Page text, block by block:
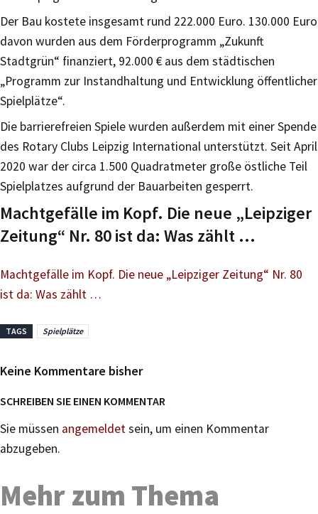
Der Bau kostete insgesamt rund 222.000 Euro. 130.000 Euro
davon wurden aus dem Förderprogramm „Zukunft
Stadtgrün“ finanziert, 92.000 € aus dem städtischen
„Programm zur Instandhaltung und Entwicklung öffentlicher
Spielplätze“.
Die barrierefreien Spiele wurden außerdem mit einer Spende
des Rotary Clubs Leipzig International unterstützt. Seit April
2020 war der circa 1.500 Quadratmeter große östliche Teil
Spielplatzes aufgrund der Bauarbeiten gesperrt.
Machtgefälle im Kopf. Die neue „Leipziger
Zeitung“ Nr. 80 ist da: Was zählt …
Machtgefälle im Kopf. Die neue „Leipziger Zeitung“ Nr. 80
ist da: Was zählt …
TAGS Spielplätze
Keine Kommentare bisher
SCHREIBEN SIE EINEN KOMMENTAR
Sie müssen angemeldetsein, um einen Kommentar
abzugeben.
Mehr zum Thema